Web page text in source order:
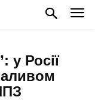
у Росії